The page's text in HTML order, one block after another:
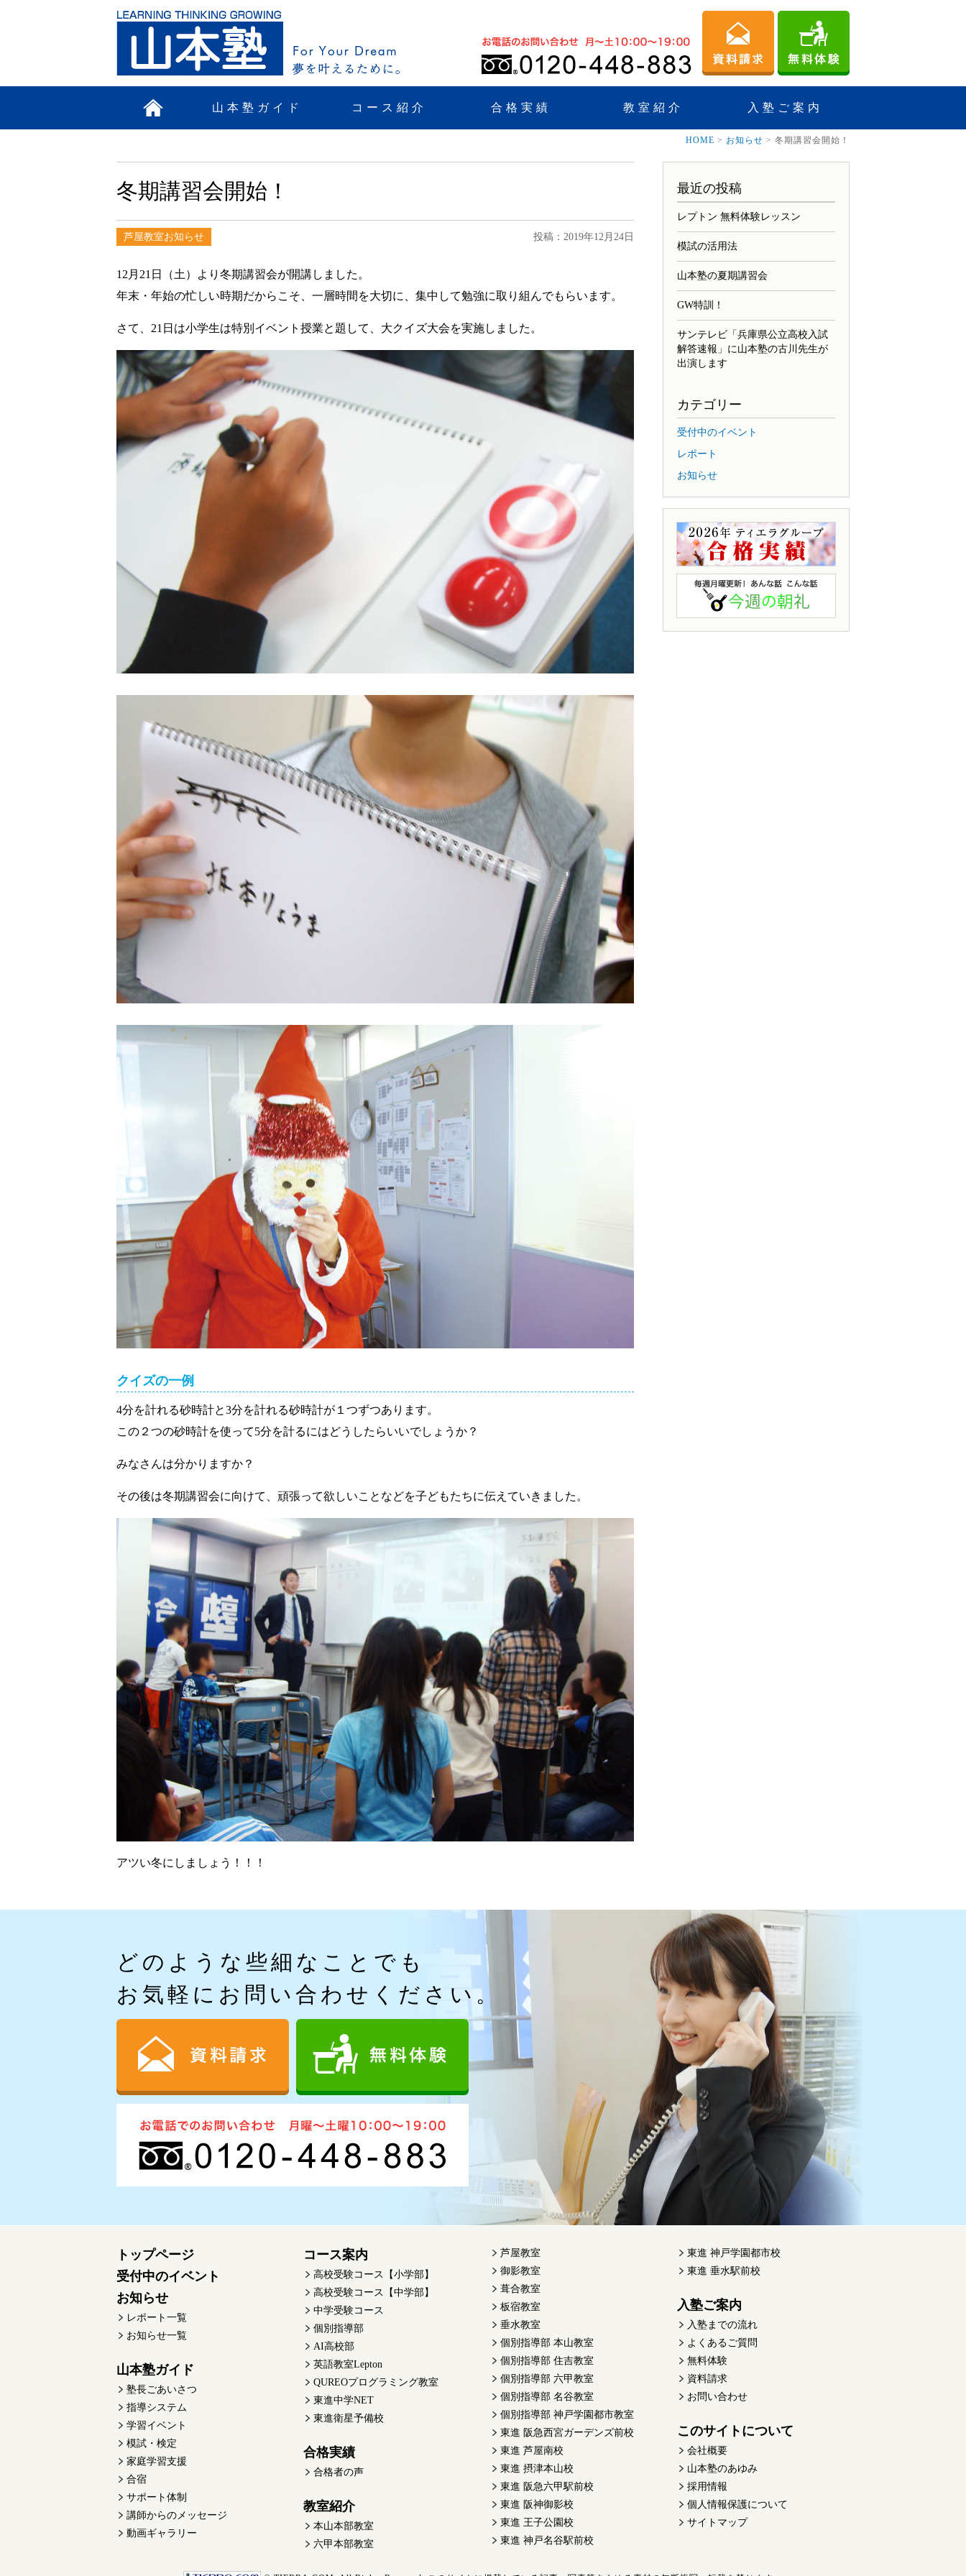
山本塾ガイド コース紹介 合格実績 教室紹介 入塾ご案内
HOME > お知らせ > 冬期講習会開始！
冬期講習会開始！
芦屋教室お知らせ 投稿：2019年12月24日
12月21日（土）より冬期講習会が開講しました。
年末・年始の忙しい時期だからこそ、一層時間を大切に、集中して勉強に取り組んでもらいます。
さて、21日は小学生は特別イベント授業と題して、大クイズ大会を実施しました。
クイズの一例
4分を計れる砂時計と3分を計れる砂時計が１つずつあります。
この２つの砂時計を使って5分を計るにはどうしたらいいでしょうか？
みなさんは分かりますか？
その後は冬期講習会に向けて、頑張って欲しいことなどを子どもたちに伝えていきました。
アツい冬にしましょう！！！
最近の投稿
レプトン 無料体験レッスン
模試の活用法
山本塾の夏期講習会
GW特訓！
サンテレビ「兵庫県公立高校入試
解答速報」に山本塾の古川先生が
出演します
カテゴリー
受付中のイベント
レポート
お知らせ
どのような些細なことでも
お気軽にお問い合わせください。
トップページ
受付中のイベント
お知らせ
レポート一覧
お知らせ一覧
山本塾ガイド
塾長ごあいさつ
指導システム
学習イベント
模試・検定
家庭学習支援
合宿
サポート体制
講師からのメッセージ
動画ギャラリー
コース案内
高校受験コース【小学部】
高校受験コース【中学部】
中学受験コース
個別指導部
AI高校部
英語教室Lepton
QUREOプログラミング教室
東進中学NET
東進衛星予備校
合格実績
合格者の声
教室紹介
本山本部教室
六甲本部教室
芦屋教室
御影教室
葺合教室
板宿教室
垂水教室
個別指導部 本山教室
個別指導部 住吉教室
個別指導部 六甲教室
個別指導部 名谷教室
個別指導部 神戸学園都市教室
東進 阪急西宮ガーデンズ前校
東進 芦屋南校
東進 摂津本山校
東進 阪急六甲駅前校
東進 阪神御影校
東進 王子公園校
東進 神戸名谷駅前校
東進 神戸学園都市校
東進 垂水駅前校
入塾ご案内
入塾までの流れ
よくあるご質問
無料体験
資料請求
お問い合わせ
このサイトについて
会社概要
山本塾のあゆみ
採用情報
個人情報保護について
サイトマップ